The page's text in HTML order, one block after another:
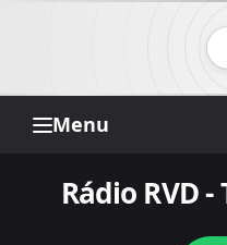
Menu
Rádio RVD